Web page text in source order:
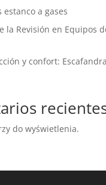
estanco a gases
la Revisión en Equipos
y confort:
do wyświetlenia.